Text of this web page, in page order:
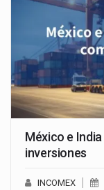
México e
inversiones
INCOMEX